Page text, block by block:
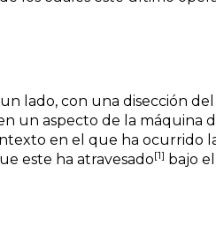
lado, con una disección del
un aspecto de la máquina
en el que ha ocurrido
este ha atravesado[1] bajo el